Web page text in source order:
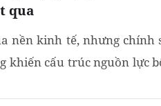
qua
nền kinh tế, nhưng chính
khiến cấu trúc nguồn lực